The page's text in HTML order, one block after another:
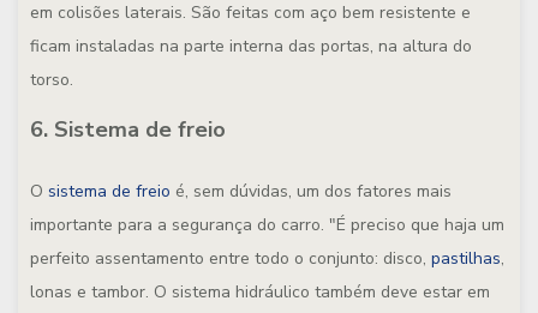
em colisões laterais. São feitas com aço bem resistente e
ficam instaladas na parte interna das portas, na altura do
torso.
6. Sistema de freio
O sistema de freio é, sem dúvidas, um dos fatores mais
importante para a segurança do carro. "É preciso que haja um
perfeito assentamento entre todo o conjunto: disco, pastilhas,
lonas e tambor. O sistema hidráulico também deve estar em